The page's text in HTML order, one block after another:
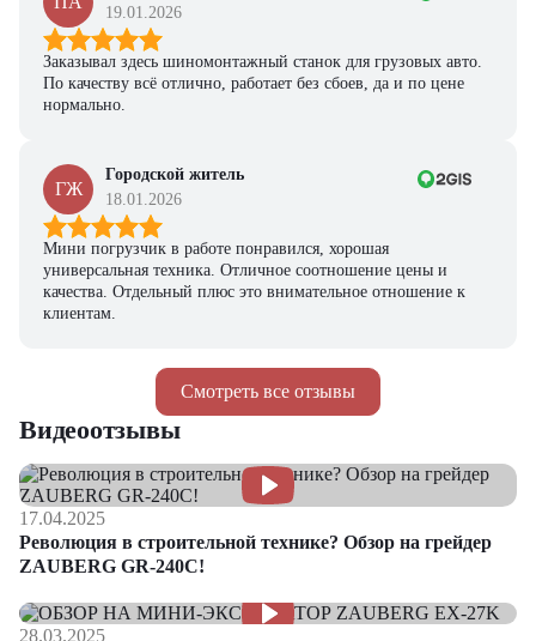
Смотреть все отзывы
19.01.2026
Заказывал здесь шиномонтажный станок для грузовых авто.
По качеству всё отлично, работает без сбоев, да и по цене
нормально.
ГЖ
Городской житель
18.01.2026
Мини погрузчик в работе понравился, хорошая
универсальная техника. Отличное соотношение цены и
качества. Отдельный плюс это внимательное отношение к
клиентам.
Видеоотзывы
17.04.2025
Революция в строительной технике? Обзор на грейдер
ZAUBERG GR-240C!
28.03.2025